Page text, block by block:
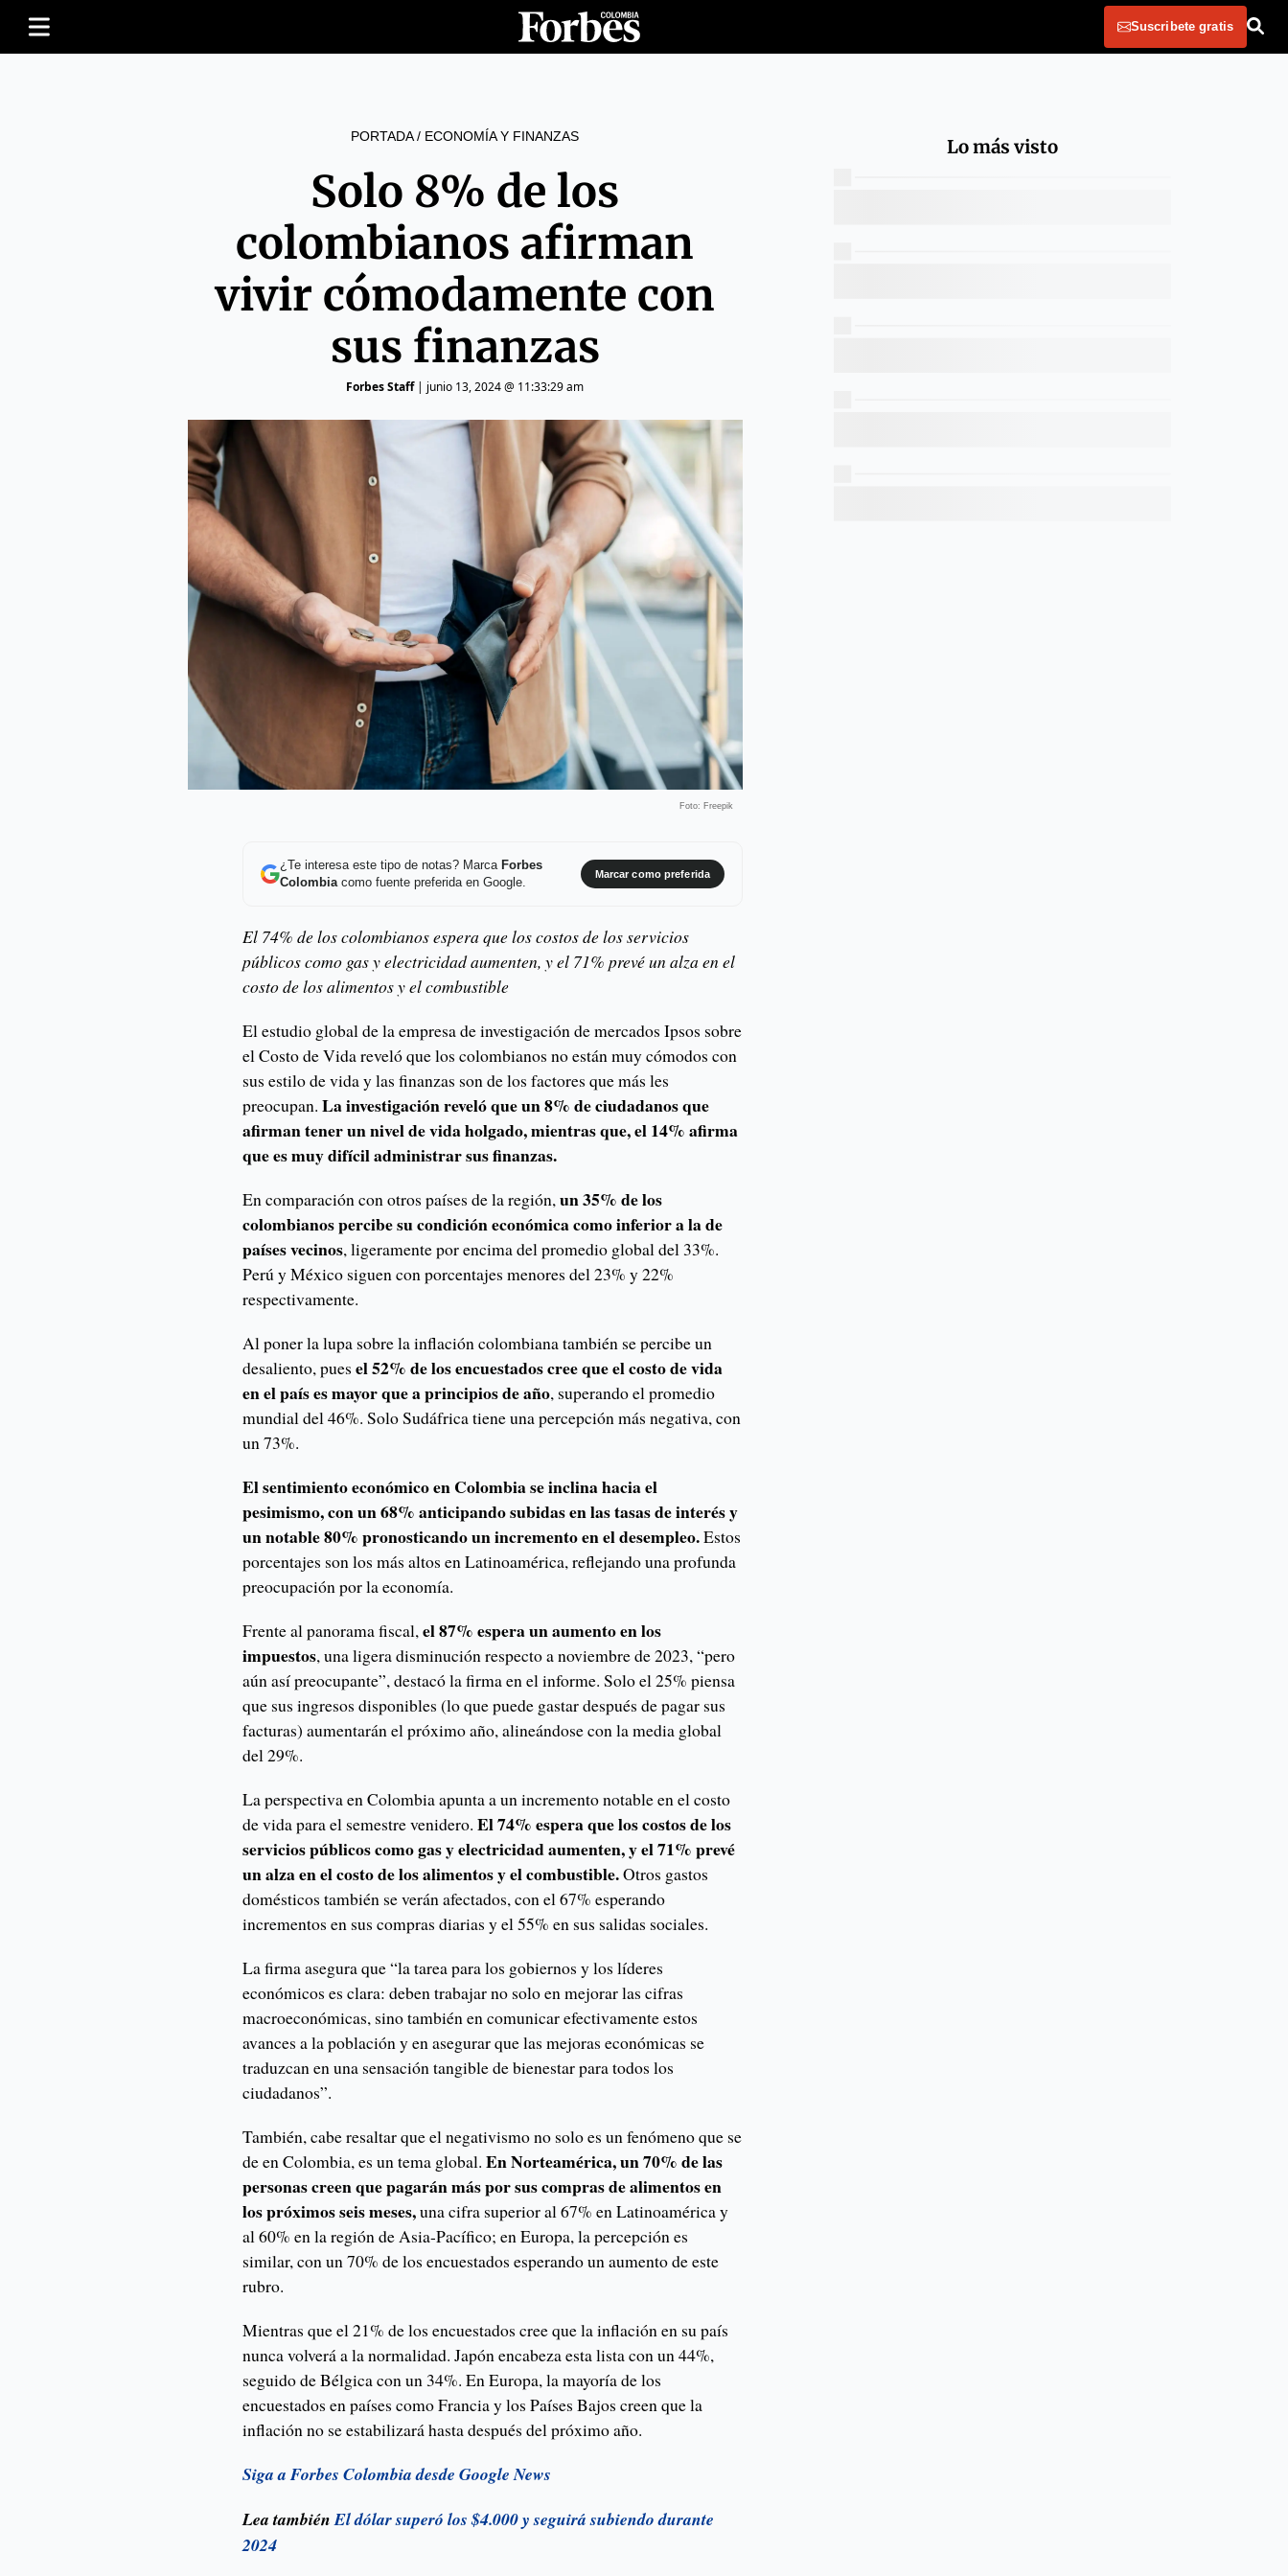
Suscribete gratis
PORTADA/ ECONOMÍA Y FINANZAS
Solo 8% de los
colombianos afirman
vivir cómodamente con
sus finanzas
Forbes Staff| junio 13, 2024 @ 11:33:29 am
Foto: Freepik
¿Te interesa este tipo de notas? Marca Forbes
Colombiacomo fuente preferida en Google.
Marcar como preferida
El 74% de los colombianos espera que los costos de los servicios
públicos como gas y electricidad aumenten, y el 71% prevé un alza en el
costo de los alimentos y el combustible
El estudio global de la empresa de investigación de mercados Ipsos sobre
el Costo de Vida reveló que los colombianos no están muy cómodos con
sus estilo de vida y las finanzas son de los factores que más les
preocupan.La investigación reveló que un 8% de ciudadanos que
afirman tener un nivel de vida holgado, mientras que, el 14% afirma
que es muy difícil administrar sus finanzas.
En comparación con otros países de la región,un 35% de los
colombianos percibe su condición económica como inferior a la de
países vecinos, ligeramente por encima del promedio global del 33%.
Perú y México siguen con porcentajes menores del 23% y 22%
respectivamente.
Al poner la lupa sobre la inflación colombiana también se percibe un
desaliento, puesel 52% de los encuestados cree que el costo de vida
en el país es mayor que a principios de año, superando el promedio
mundial del 46%. Solo Sudáfrica tiene una percepción más negativa, con
un 73%.
El sentimiento económico en Colombia se inclina hacia el
pesimismo, con un 68% anticipando subidas en las tasas de interés y
un notable 80% pronosticando un incremento en el desempleo.Estos
porcentajes son los más altos en Latinoamérica, reflejando una profunda
preocupación por la economía.
Frente al panorama fiscal,el 87% espera un aumento en los
impuestos, una ligera disminución respecto a noviembre de 2023, “pero
aún así preocupante”, destacó la firma en el informe. Solo el 25% piensa
que sus ingresos disponibles (lo que puede gastar después de pagar sus
facturas) aumentarán el próximo año, alineándose con la media global
del 29%.
La perspectiva en Colombia apunta a un incremento notable en el costo
de vida para el semestre venidero.El 74% espera que los costos de los
servicios públicos como gas y electricidad aumenten, y el 71% prevé
un alza en el costo de los alimentos y el combustible.Otros gastos
domésticos también se verán afectados, con el 67% esperando
incrementos en sus compras diarias y el 55% en sus salidas sociales.
La firma asegura que “la tarea para los gobiernos y los líderes
económicos es clara: deben trabajar no solo en mejorar las cifras
macroeconómicas, sino también en comunicar efectivamente estos
avances a la población y en asegurar que las mejoras económicas se
traduzcan en una sensación tangible de bienestar para todos los
ciudadanos”.
También, cabe resaltar que el negativismo no solo es un fenómeno que se
de en Colombia, es un tema global.En Norteamérica, un 70% de las
personas creen que pagarán más por sus compras de alimentos en
los próximos seis meses,una cifra superior al 67% en Latinoamérica y
al 60% en la región de Asia-Pacífico; en Europa, la percepción es
similar, con un 70% de los encuestados esperando un aumento de este
rubro.
Mientras que el 21% de los encuestados cree que la inflación en su país
nunca volverá a la normalidad. Japón encabeza esta lista con un 44%,
seguido de Bélgica con un 34%. En Europa, la mayoría de los
encuestados en países como Francia y los Países Bajos creen que la
inflación no se estabilizará hasta después del próximo año.
Siga a Forbes Colombia desde Google News
Lea tambiénEl dólar superó los $4.000 y seguirá subiendo durante
2024
Lo más visto